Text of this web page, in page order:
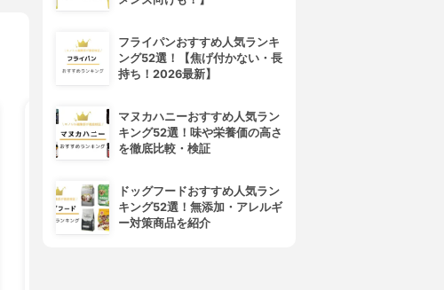
4位
フライパンおすすめ人気ランキ
ング52選！【焦げ付かない・長
持ち！2026最新】
マヌカハニーおすすめ人気ラン
キング52選！味や栄養価の高さ
を徹底比較・検証
ドッグフードおすすめ人気ラン
キング52選！無添加・アレルギ
ー対策商品を紹介